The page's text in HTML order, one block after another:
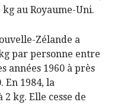
au Royaume-Uni.
Zélande a
par personne entre
années 1960 à près
En 1984, la
kg. Elle cesse de